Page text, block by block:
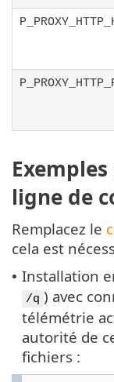
ligne de
Remplacez le
cela est
• Installation
/q ) avec
télémétrie
autorité de
fichiers :